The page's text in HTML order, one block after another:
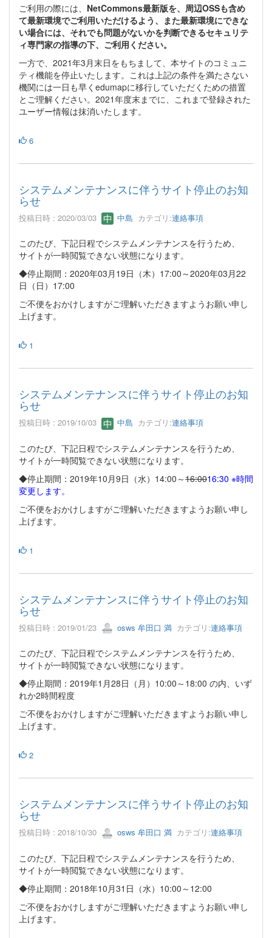
ご利用の際には、 NetCommons最新版を、周辺OSSも含め
て最新環境でご利用いただけるよう、また最新環境にできな
い場合には、それでも問題がないかを判断できるセキュリテ
ィ専門家の指導の下、ご利用ください。
一方で、2021年3月末日をもちまして、本サイトのコミュニ
ティ機能を停止いたします。これは上記の条件を満たさない
機関には一日も早くedumapに移行していただくための措置
とご理解ください。2021年度末までに、これまで登録された
ユーザー情報は抹消いたします。
6
システムメンテナンスに伴うサイト停止のお知
らせ
投稿日時 : 2020/03/03 中島 カテゴリ:連絡事項
このたび、下記日程でシステムメンテナンスを行うため、
サイトが一時閲覧できない状態になります。
◆停止期間：2020年03月19日（木）17:00～2020年03月22
日（日）17:00
ご不便をおかけしますがご理解いただきますようお願い申し
上げます。
1
システムメンテナンスに伴うサイト停止のお知
らせ
投稿日時 : 2019/10/03 中島 カテゴリ:連絡事項
このたび、下記日程でシステムメンテナンスを行うため、
サイトが一時閲覧できない状態になります。
◆停止期間：2019年10月9日（水）14:00～16:0016:30 ※時間
変更します。
ご不便をおかけしますがご理解いただきますようお願い申し
上げます。
1
システムメンテナンスに伴うサイト停止のお知
らせ
投稿日時 : 2019/01/23 osws 牟田口 満 カテゴリ:連絡事項
このたび、下記日程でシステムメンテナンスを行うため、
サイトが一時閲覧できない状態になります。
◆停止期間：2019年1月28日（月）10:00～18:00 の内、いず
れか2時間程度
ご不便をおかけしますがご理解いただきますようお願い申し
上げます。
2
システムメンテナンスに伴うサイト停止のお知
らせ
投稿日時 : 2018/10/30 osws 牟田口 満 カテゴリ:連絡事項
このたび、下記日程でシステムメンテナンスを行うため、
サイトが一時閲覧できない状態になります。
◆停止期間：2018年10月31日（水）10:00～12:00
ご不便をおかけしますがご理解いただきますようお願い申し
上げます。